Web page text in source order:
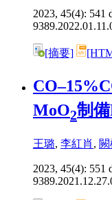
2023, 45(4): 541
[摘要]
MoO2制
王璐, 李紅肖 ,
2023, 45(4): 551